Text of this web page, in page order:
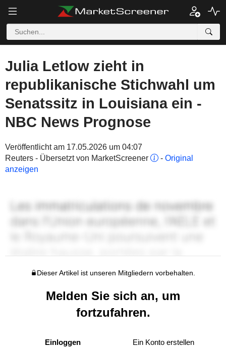
Julia Letlow zieht in
republikanische Stichwahl um
Senatssitz in Louisiana ein -
NBC News Prognose
Veröffentlicht am 17.05.2026 um 04:07
Reuters - Übersetzt von MarketScreener
- Original
anzeigen
Dieser Artikel ist unseren Mitgliedern vorbehalten.
Melden Sie sich an, um
fortzufahren.
Einloggen Ein Konto erstellen